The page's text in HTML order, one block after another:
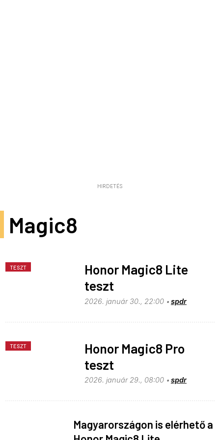
HIRDETÉS
Magic8
TESZT
Honor Magic8 Lite
teszt
2026. január 30., 22:00 spdr
TESZT
Honor Magic8 Pro
teszt
2026. január 29., 08:00 spdr
Magyarországon is elérhető a